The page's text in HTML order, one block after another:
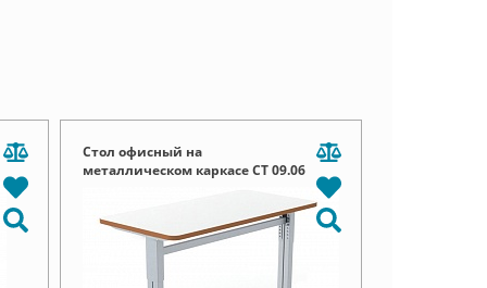
Стол офисный на
металлическом каркасе СТ 09.06